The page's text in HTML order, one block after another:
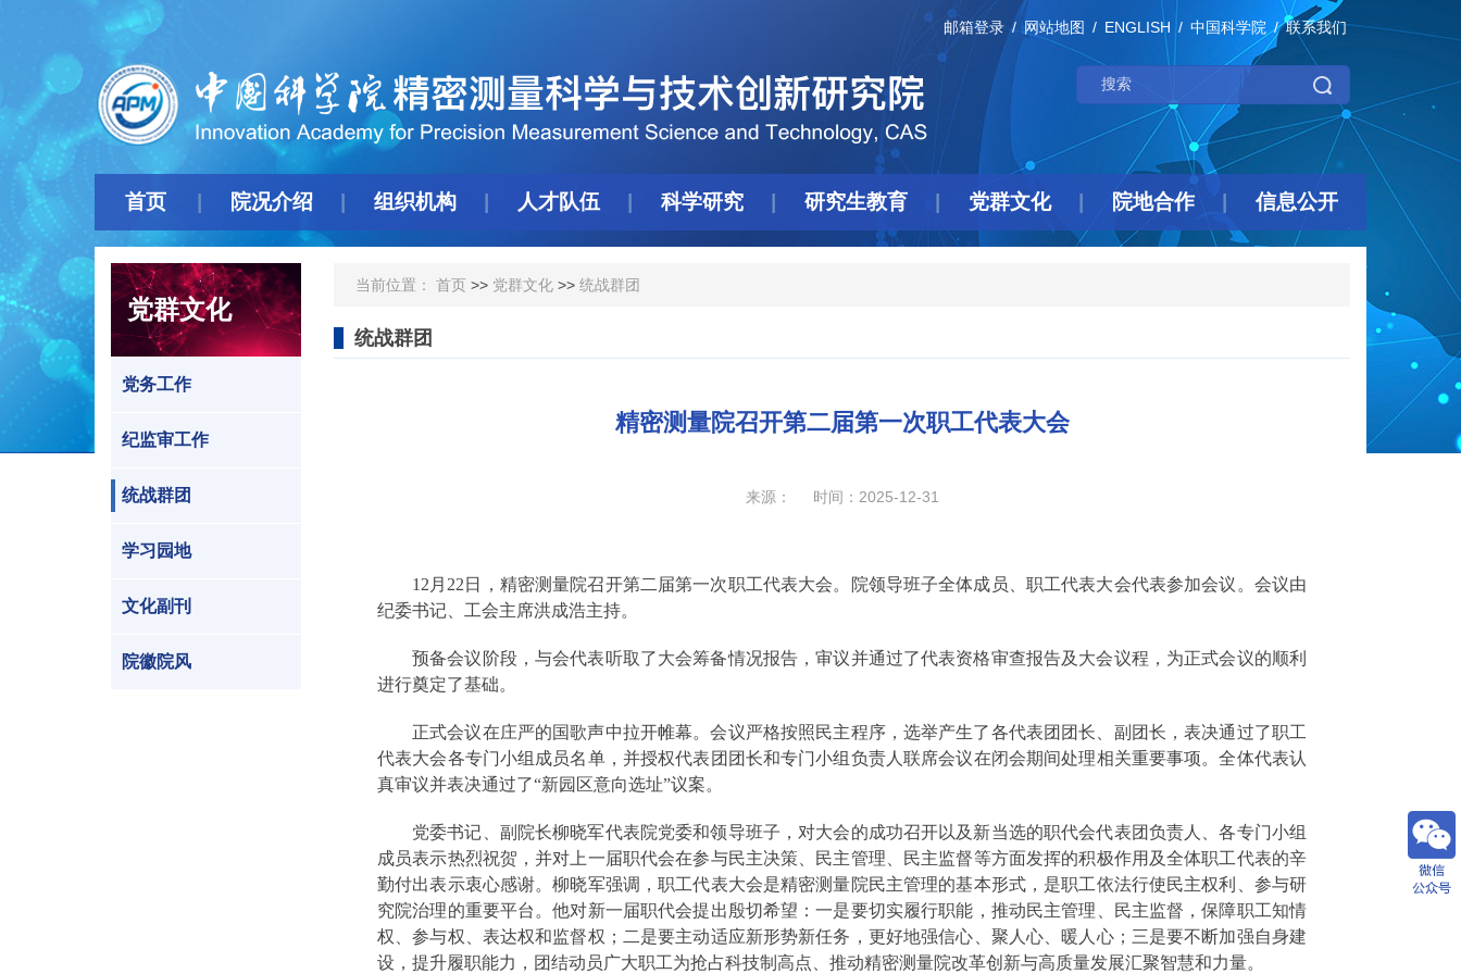
邮箱登录 网站地图 ENGLISH 中国科学院 联系我们
首页 院况介绍 组织机构 人才队伍 科学研究 研究生教育 党群文化 院地合作 信息公开
党群文化
党务工作
纪监审工作
统战群团
学习园地
文化副刊
院徽院风
当前位置： 首页 >> 党群文化 >> 统战群团
统战群团
精密测量院召开第二届第一次职工代表大会
来源： 时间：2025-12-31
12月22日，精密测量院召开第二届第一次职工代表大会。院领导班子全体成员、职工代表大会代表参加会议。会议由
纪委书记、工会主席洪成浩主持。
预备会议阶段，与会代表听取了大会筹备情况报告，审议并通过了代表资格审查报告及大会议程，为正式会议的顺利
进行奠定了基础。
正式会议在庄严的国歌声中拉开帷幕。会议严格按照民主程序，选举产生了各代表团团长、副团长，表决通过了职工
代表大会各专门小组成员名单，并授权代表团团长和专门小组负责人联席会议在闭会期间处理相关重要事项。全体代表认
真审议并表决通过了“新园区意向选址”议案。
党委书记、副院长柳晓军代表院党委和领导班子，对大会的成功召开以及新当选的职代会代表团负责人、各专门小组
成员表示热烈祝贺，并对上一届职代会在参与民主决策、民主管理、民主监督等方面发挥的积极作用及全体职工代表的辛
勤付出表示衷心感谢。柳晓军强调，职工代表大会是精密测量院民主管理的基本形式，是职工依法行使民主权利、参与研
究院治理的重要平台。他对新一届职代会提出殷切希望：一是要切实履行职能，推动民主管理、民主监督，保障职工知情
权、参与权、表达权和监督权；二是要主动适应新形势新任务，更好地强信心、聚人心、暖人心；三是要不断加强自身建
设，提升履职能力，团结动员广大职工为抢占科技制高点、推动精密测量院改革创新与高质量发展汇聚智慧和力量。